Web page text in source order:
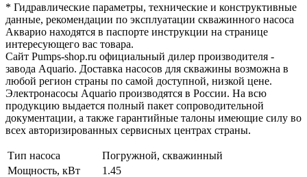
* Гидравлические параметры, технические и конструктивные
данные, рекомендации по эксплуатации скважинного насоса
Акварио находятся в паспорте инструкции на странице
интересующего вас товара.
Сайт Pumps-shop.ru официальный дилер производителя -
завода Aquario. Доставка насосов для скважины возможна в
любой регион страны по самой доступной, низкой цене.
Электронасосы Aquario производятся в России. На всю
продукцию выдается полный пакет сопроводительной
документации, а также гарантийные талоны имеющие силу во
всех авторизированных сервисных центрах страны.
Тип насоса
Погружной, скважинный
Мощность, кВт
1.45